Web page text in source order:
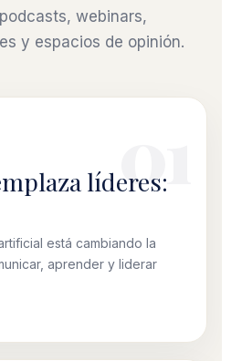
webinars,
y espacios de opinión.
líderes:
está cambiando la
aprender y liderar